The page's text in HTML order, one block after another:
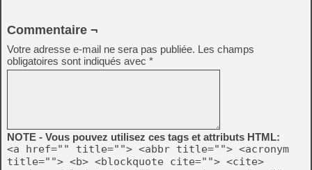
Commentaire ¬
Votre adresse e-mail ne sera pas publiée. Les champs
obligatoires sont indiqués avec *
NOTE - Vous pouvez utilisez ces tags et attributs HTML:
<a href="" title=""> <abbr title=""> <acronym
title=""> <b> <blockquote cite=""> <cite>